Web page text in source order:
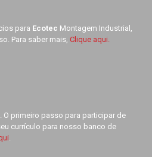
para Ecotec Montagem Industrial,
Para saber mais, Clique aqui.
O primeiro passo para participar de
currículo para nosso banco de
.